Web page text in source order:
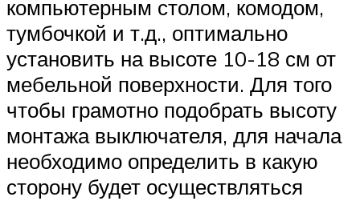
компьютерным столом, комодом,
тумбочкой и т.д., оптимально
установить на высоте 10-18 см от
мебельной поверхности. Для того
чтобы грамотно подобрать высоту
монтажа выключателя, для начала
необходимо определить в какую
сторону будет осуществляться